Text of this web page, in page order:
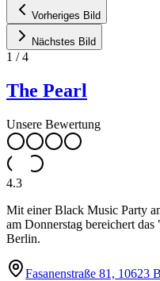
Vorheriges Bild
Nächstes Bild
1 /4
The Pearl
Unsere Bewertung
4.3
Mit einer Black Music Party
am Donnerstag bereichert
Berlin.
Fasanenstraße 81, 10623